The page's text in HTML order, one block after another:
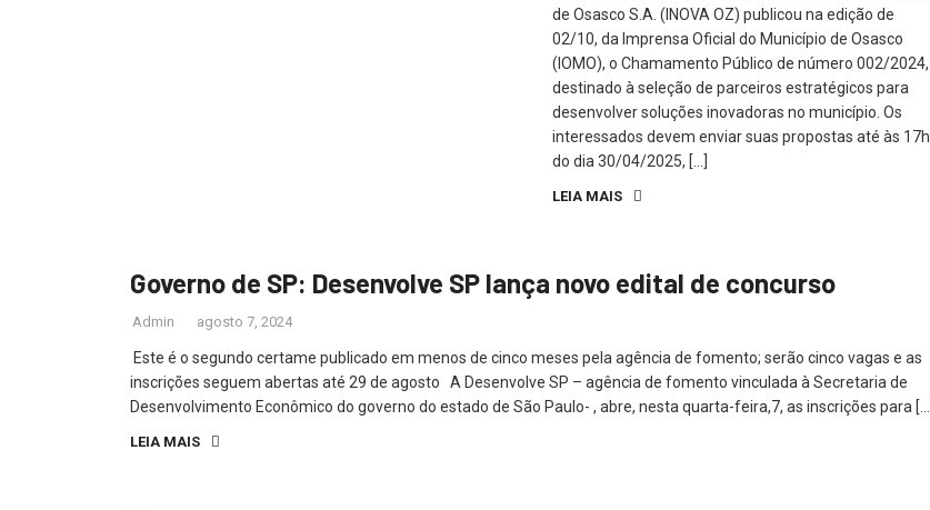
de Osasco S.A. (INOVA OZ) publicou na edição de
02/10, da Imprensa Oficial do Município de Osasco
(IOMO), o Chamamento Público de número 002/2024,
destinado à seleção de parceiros estratégicos para
desenvolver soluções inovadoras no município. Os
interessados devem enviar suas propostas até às 17h
do dia 30/04/2025, […]
LEIA MAIS
Governo de SP: Desenvolve SP lança novo edital de concurso
Admin agosto 7, 2024
Este é o segundo certame publicado em menos de cinco meses pela agência de fomento; serão cinco vagas e as
inscrições seguem abertas até 29 de agosto A Desenvolve SP – agência de fomento vinculada à Secretaria de
Desenvolvimento Econômico do governo do estado de São Paulo- , abre, nesta quarta-feira,7, as inscrições para […]
LEIA MAIS